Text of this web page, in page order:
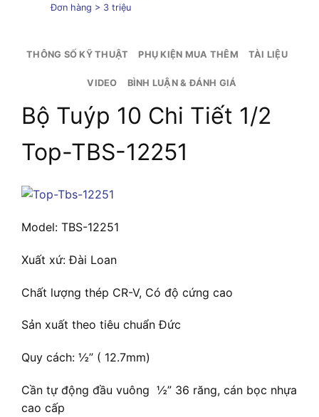
Đơn hàng > 3 triệu
THÔNG SỐ KỸ THUẬT PHỤ KIỆN MUA THÊM TÀI LIỆU
VIDEO BÌNH LUẬN & ĐÁNH GIÁ
Bộ Tuýp 10 Chi Tiết 1/2
Top-TBS-12251
Model: TBS-12251
Xuất xứ: Đài Loan
Chất lượng thép CR-V, Có độ cứng cao
Sản xuất theo tiêu chuẩn Đức
Quy cách: ½” ( 12.7mm)
Cần tự động đầu vuông ½” 36 răng, cán bọc nhựa
cao cấp